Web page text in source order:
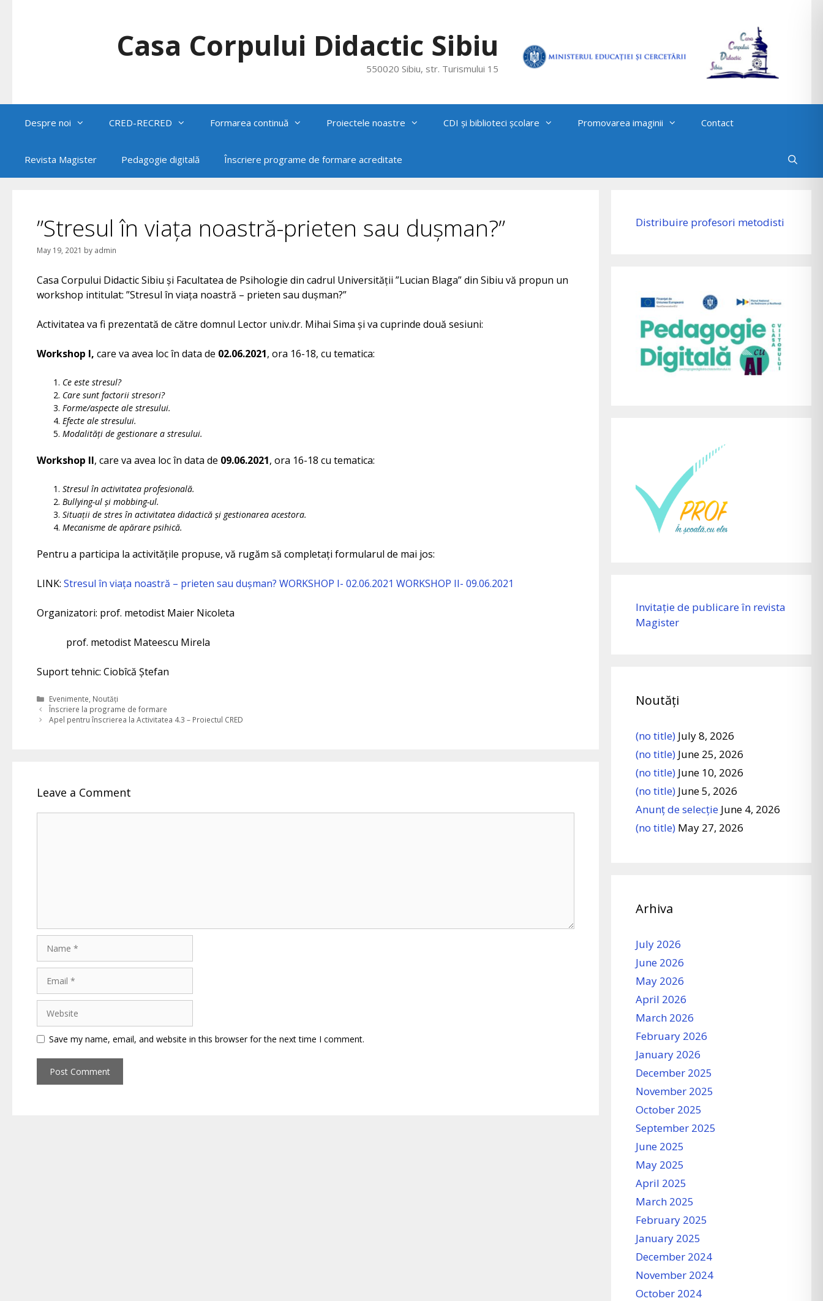
Casa Corpului Didactic Sibiu
550020 Sibiu, str. Turismului 15
Despre noi CRED-RECRED Formarea continuă Proiectele noastre CDI și biblioteci școlare Promovarea imaginii Contact
Revista Magister Pedagogie digitală Înscriere programe de formare acreditate
”Stresul în viața noastră-prieten sau dușman?”
May 19, 2021 by admin
Casa Corpului Didactic Sibiu și Facultatea de Psihologie din cadrul Universității ”Lucian Blaga” din Sibiu vă propun un
workshop intitulat: ”Stresul în viața noastră – prieten sau dușman?”
Activitatea va fi prezentată de către domnul Lector univ.dr. Mihai Sima și va cuprinde două sesiuni:
Workshop I, care va avea loc în data de 02.06.2021, ora 16-18, cu tematica:
Ce este stresul?
Care sunt factorii stresori?
Forme/aspecte ale stresului.
Efecte ale stresului.
Modalități de gestionare a stresului.
Workshop II, care va avea loc în data de 09.06.2021, ora 16-18 cu tematica:
Stresul în activitatea profesională.
Bullying-ul și mobbing-ul.
Situații de stres în activitatea didactică și gestionarea acestora.
Mecanisme de apărare psihică.
Pentru a participa la activitățile propuse, vă rugăm să completați formularul de mai jos:
LINK: Stresul în viața noastră – prieten sau dușman? WORKSHOP I- 02.06.2021 WORKSHOP II- 09.06.2021
Organizatori: prof. metodist Maier Nicoleta
prof. metodist Mateescu Mirela
Suport tehnic: Ciobîcă Ștefan
Categories
Evenimente Noutăți
Înscriere la programe de formare
Apel pentru înscrierea la Activitatea 4.3 – Proiectul CRED
Leave a Comment
Save my name, email, and website in this browser for the next time I comment.
Distribuire profesori metodisti
Invitație de publicare în revista
Magister
Noutăți
(no title) July 8, 2026
(no title) June 25, 2026
(no title) June 10, 2026
(no title) June 5, 2026
Anunț de selecție June 4, 2026
(no title) May 27, 2026
Arhiva
July 2026
June 2026
May 2026
April 2026
March 2026
February 2026
January 2026
December 2025
November 2025
October 2025
September 2025
June 2025
May 2025
April 2025
March 2025
February 2025
January 2025
December 2024
November 2024
October 2024